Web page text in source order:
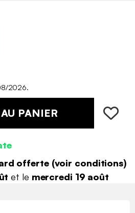
2026.
PANIER
offerte (voir conditions)
et le mercredi 19 août